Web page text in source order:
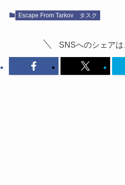
Escape From Tarkov タスク
SNSへのシェア